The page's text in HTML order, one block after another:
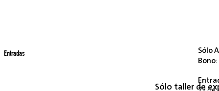
Sólo taller de
Entradas
Sólo
Bono: